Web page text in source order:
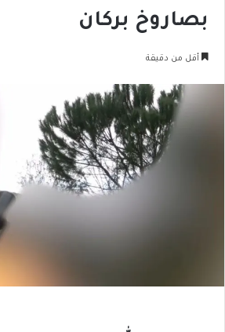
بصاروخ بركان
أقل من دقيقة